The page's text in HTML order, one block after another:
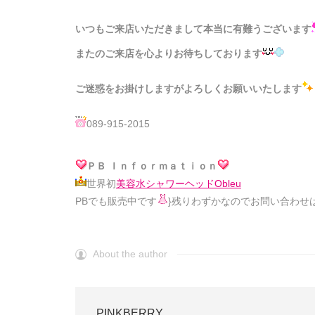
いつもご来店いただきまして本当に有難うございます
またのご来店を心よりお待ちしております
ご迷惑をお掛けしますがよろしくお願いいたします
089-915-2015
ＰＢ Ｉｎｆｏｒｍａｔｉｏｎ
世界初美容水シャワーヘッドObleu
PBでも販売中です
}残りわずかなのでお問い合わせ
About the author